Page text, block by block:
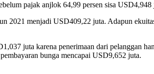
pajak anjlok 64,99 persen sisa USD4,948
2021 menjadi USD409,22 juta. Adapun
juta karena penerimaan dari pelanggan
bunga mencapai USD9,652 juta.